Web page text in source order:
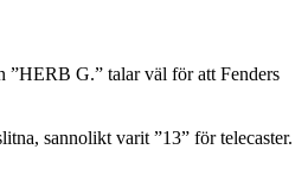
”HERB G.” talar väl för att Fenders
sannolikt varit ”13” för telecaster.